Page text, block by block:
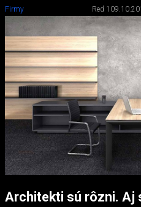
Firmy Red 1
Architekti sú rôzni. Aj